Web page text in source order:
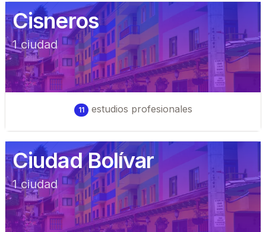
Cisneros
1ciudad
11 estudios profesionales
Ciudad Bolívar
1ciudad